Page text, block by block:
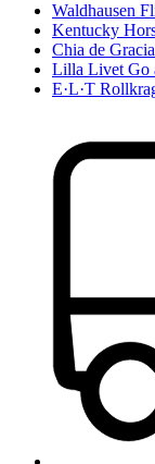
Waldhausen
Kentucky
Chia de
Lilla Livet Go
E·L·T